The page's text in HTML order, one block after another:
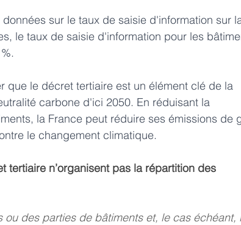
sur le taux de saisie d'information sur
le taux de saisie d'information pour les
que le décret tertiaire est un élément clé de la
carbone d'ici 2050. En réduisant la
la France peut réduire ses émissions de
le changement climatique.
tertiaire n’organisent pas la répartition des
des parties de bâtiments et, le cas échéant,